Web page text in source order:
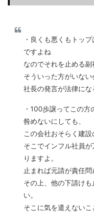
・良くも悪くもトッ
ですよね
なのでそれを止める
そういった方がいない
社長の発言が法律に
・100歩譲ってこの
咎めないにしても、
この会社おそらく建
そこでインフル社員
りますよ。
止まれば元請が責任問
その上、他の下請け
い。
そこに気を遣えないこ